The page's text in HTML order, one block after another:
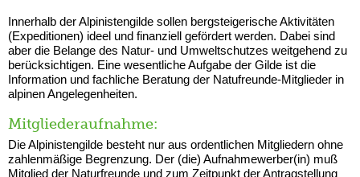
Innerhalb der Alpinistengilde sollen bergsteigerische Aktivitäten
(Expeditionen) ideel und finanziell gefördert werden. Dabei sind
aber die Belange des Natur- und Umweltschutzes weitgehend zu
berücksichtigen. Eine wesentliche Aufgabe der Gilde ist die
Information und fachliche Beratung der Natufreunde-Mitglieder in
alpinen Angelegenheiten.
Mitgliederaufnahme:
Die Alpinistengilde besteht nur aus ordentlichen Mitgliedern ohne
zahlenmäßige Begrenzung. Der (die) Aufnahmewerber(in) muß
Mitglied der Naturfreunde und zum Zeitpunkt der Antragstellung